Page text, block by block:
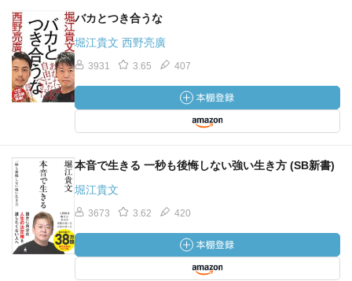
バカとつき合うな
堀江貴文 西野亮廣
3931 3.65 407
本音で生きる 一秒も後悔しない強い生き方 (SB新書)
堀江貴文
3673 3.62 420